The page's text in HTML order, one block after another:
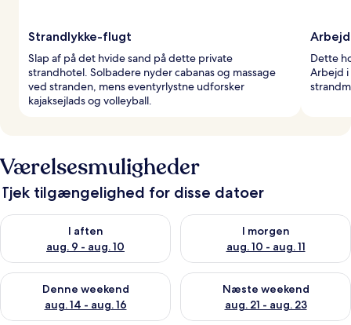
Strandlykke-flugt
Slap af på det hvide sand på dette private
strandhotel. Solbadere nyder cabanas og massage
ved stranden, mens eventyrlystne udforsker
kajaksejlads og volleyball.
Dette
Arbejd
Værelsesmuligheder
Tjek tilgængelighed for disse datoer
I aften
aug. 9 - aug. 10
Tjek tilgængelighed for i aften aug. 9 - aug. 10
I morgen
aug. 10 - aug. 11
Tjek tilgængelighed for i
Denne weekend
aug. 14 - aug. 16
Tjek tilgængelighed for denne weekend aug. 14 - aug. 16
Næste weekend
aug. 21 - aug. 23
Tjek tilgængelighed for næste